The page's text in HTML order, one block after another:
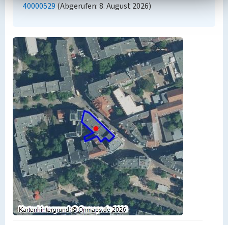
40000529(Abgerufen: 8. August 2026)